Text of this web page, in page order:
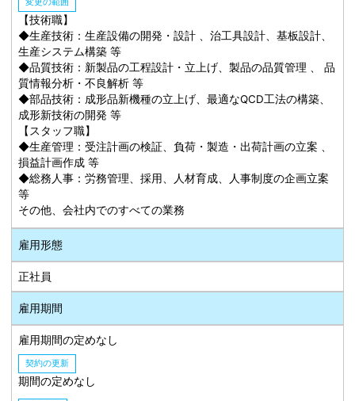
【技術職】
◆生産技術：生産設備の開発・設計 、治工具設計、基板設計、
生産システム構築 等
◆品質技術：新製品の工程設計・立上げ、製品の品質管理 、 品
質情報分析・不良解析 等
◆部品技術：成形品新機種の立上げ、最適なQCD工法の構築、
成形新技術の開発 等
【スタッフ職】
◆生産管理：受注計画の検証、負荷・製造・出荷計画の立案 、
損益計画作成 等
◆総務人事：労務管理、採用、人材育成、人事制度の企画立案
等
その他、会社内でのすべての業務
雇用形態
正社員
雇用期間
雇用期間の定めなし
契約の更新
期間の定めなし